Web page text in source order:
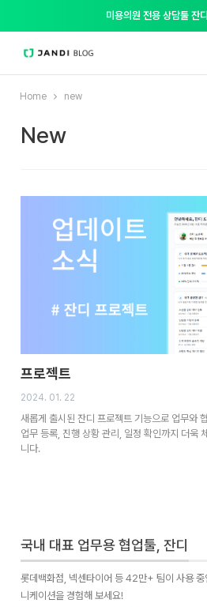
미용의원 전용 상담툴 잔
Home new
New
프로젝트
2024. 01. 22
새롭게 출시된 잔디 프로젝트 기능으로 업무와
업무 등록, 진행 상황 관리, 일정 확인까지 더욱
니다.
국내 대표 업무용 협업툴, 잔디
롯데백화점, 넥센타이어 등 42만+ 팀이 사용
니케이션을 경험해 보세요!